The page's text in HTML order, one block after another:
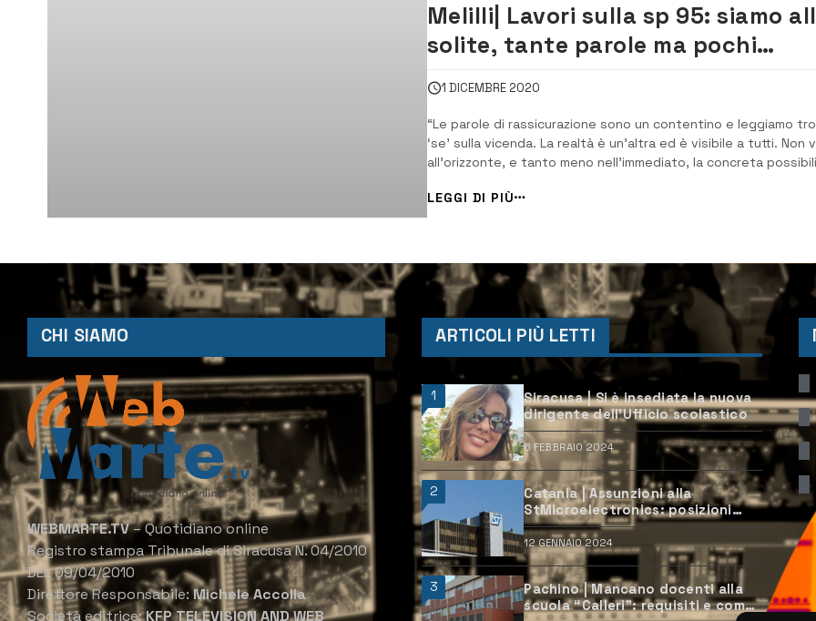
Melilli| Lavori sulla sp 95: siamo
solite, tante parole ma pochi
cantieri
1 DICEMBRE 2020
“Le parole di rassicurazione sono un contentino e leggiamo
‘se’ sulla vicenda. La realtà è un’altra ed è visibile a tutti. Non
all’orizzonte, e tanto meno nell’immediato, la concreta
saremmo pronti a scommettere che l’a...
LEGGI DI PIÙ
CHI SIAMO
WEBMARTE.TV– Quotidiano online
Registro stampa Tribunale di Siracusa N. 04/2010
DEL 09/04/2010
Direttore Responsabile:Michele Accolla
Società editrice:KFP TELEVISION AND WEB
ARTICOLI PIÙ LETTI
1
Siracusa | Si è insediata la nuova
dirigente dell’Ufficio scolastico
6 FEBBRAIO 2024
2
Catania | Assunzioni alla
StMicroelectronics: posizioni
aperte e come candidarsi
12 GENNAIO 2024
3
Pachino | Mancano docenti alla
scuola “Calleri”: requisiti e come